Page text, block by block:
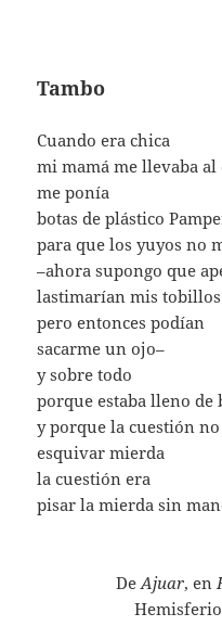
Tambo
Cuando era chica
mi mamá me llevaba al
me ponía
botas de plástico
para que los yuyos no
–ahora supongo que
lastimarían mis tobillos
pero entonces podían
sacarme un ojo–
y sobre todo
porque estaba lleno de
y porque la cuestión no
esquivar mierda
la cuestión era
pisar la mierda sin
De Ajuar, en
Hemisferio